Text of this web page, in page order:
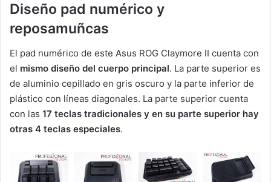
Diseño pad numérico y
reposamuñcas
El pad numérico de este Asus ROG Claymore II cuenta con
el mismo diseño del cuerpo principal. La parte superior es
de aluminio cepillado en gris oscuro y la parte inferior de
plástico con líneas diagonales. La parte superior cuenta
con las 17 teclas tradicionales y en su parte superior hay
otras 4 teclas especiales.